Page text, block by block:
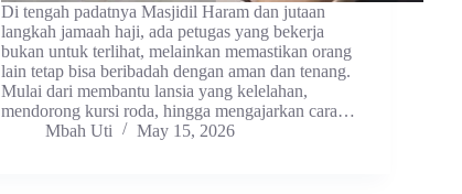
Di tengah padatnya Masjidil Haram dan jutaan
langkah jamaah haji, ada petugas yang bekerja
bukan untuk terlihat, melainkan memastikan orang
lain tetap bisa beribadah dengan aman dan tenang.
Mulai dari membantu lansia yang kelelahan,
mendorong kursi roda, hingga mengajarkan cara…
Mbah Uti
May 15, 2026